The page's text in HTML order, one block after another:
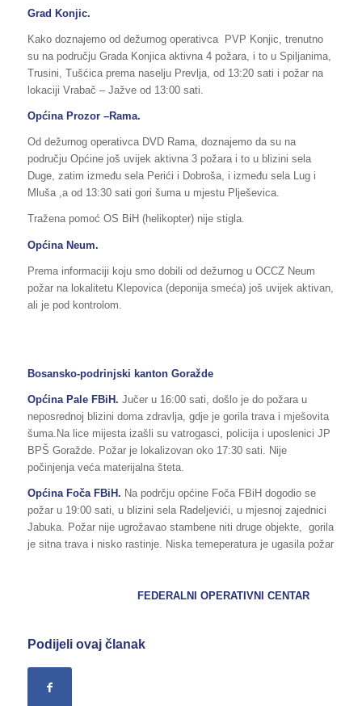
Grad Konjic.
Kako doznajemo od dežurnog operativca PVP Konjic, trenutno
su na području Grada Konjica aktivna 4 požara, i to u Spiljanima,
Trusini, Tušćica prema naselju Prevlja, od 13:20 sati i požar na
lokaciji Vrabač – Jažve od 13:00 sati.
Općina Prozor –Rama.
Od dežurnog operativca DVD Rama, doznajemo da su na
području Općine još uvijek aktivna 3 požara i to u blizini sela
Duge, zatim između sela Perići i Dobroša, i između sela Lug i
Mluša ,a od 13:30 sati gori šuma u mjestu Plješevica.
Tražena pomoć OS BiH (helikopter) nije stigla.
Općina Neum.
Prema informaciji koju smo dobili od dežurnog u OCCZ Neum
požar na lokalitetu Klepovica (deponija smeća) još uvijek aktivan,
ali je pod kontrolom.
Bosansko-podrinjski kanton Goražde
Općina Pale FBiH. Jučer u 16:00 sati, došlo je do požara u
neposrednoj blizini doma zdravlja, gdje je gorila trava i mješovita
šuma.Na lice mijesta izašli su vatrogasci, policija i uposlenici JP
BPŠ Goražde. Požar je lokalizovan oko 17:30 sati. Nije
počinjenja veća materijalna šteta.
Općina Foča FBiH. Na podrčju općine Foča FBiH dogodio se
požar u 19:00 sati, u blizini sela Radeljevići, u mjesnoj zajednici
Jabuka. Požar nije ugrožavao stambene niti druge objekte, gorila
je sitna trava i nisko rastinje. Niska temeperatura je ugasila požar
FEDERALNI OPERATIVNI CENTAR
Podijeli ovaj članak